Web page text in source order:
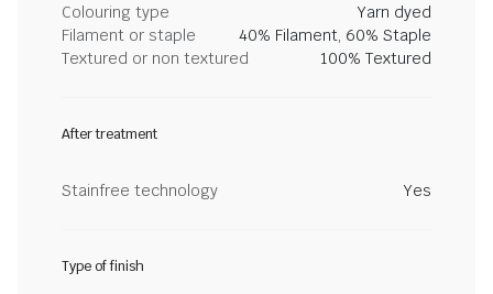
Colouring type
Yarn dyed
Filament or staple
40% Filament, 60% Staple
Textured or non textured
100% Textured
After treatment
Stainfree technology Yes
Type of finish